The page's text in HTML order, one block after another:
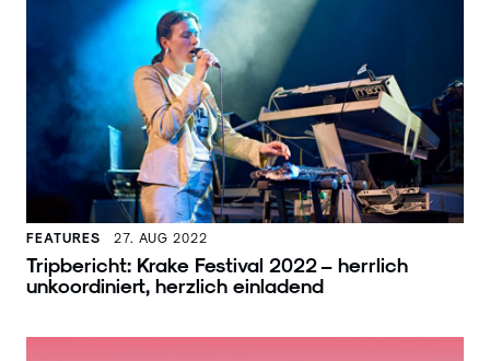
FEATURES 27. AUG 2022
Tripbericht: Krake Festival 2022 – herrlich
unkoordiniert, herzlich einladend